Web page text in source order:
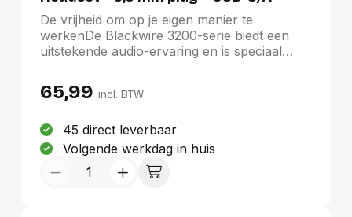
adapter
De vrijheid om op je eigen manier te
werkenDe Blackwire 3200-serie biedt een
uitstekende audio-ervaring en is speciaal
strakke design en de flexibele verlengde
microfoon zorgen voor een goed verstelbare
65,99 incl. BTW
45 direct leverbaar
Volgende werkdag in huis